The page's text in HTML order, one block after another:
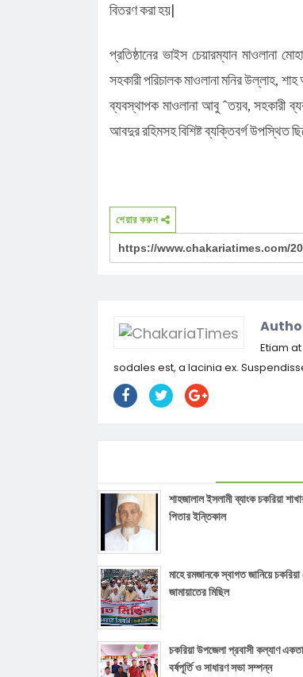
বিতরণ করা হয়|
প্রতিষ্ঠানের ভাইস চেয়ারম্যান মাওলানা
সহকারী পরিচালক মাওলানা মনির উল্লাহ,
ব্যবস্থাপক মাওলানা আবু ˆতয়ব, সহকারী
আবদুর রহিমসহ বিশিষ্ট ব্যক্তিবর্গ উপস্থিত
শেয়ার করুন
Etiam
sodales est, a lacinia ex.
শাহজালাল ইসলামী ব্যাংক চকরিয়া
পিতার ইন্তিকাল
মাহে রমজানকে স্বাগত জানিয়ে
জামায়াতের মিছিল
চকরিয়া উপজেলা প্রবাসী কল্যাণ
বর্ষপূর্তি ও সাধারণ সভা সম্পন্ন